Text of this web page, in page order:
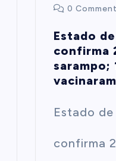
0
Estado
confirma
sarampo;
vacinaram
Estado
confirma